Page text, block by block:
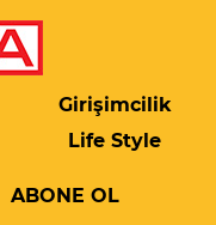
Girişimcilik
Life Style
ABONE OL